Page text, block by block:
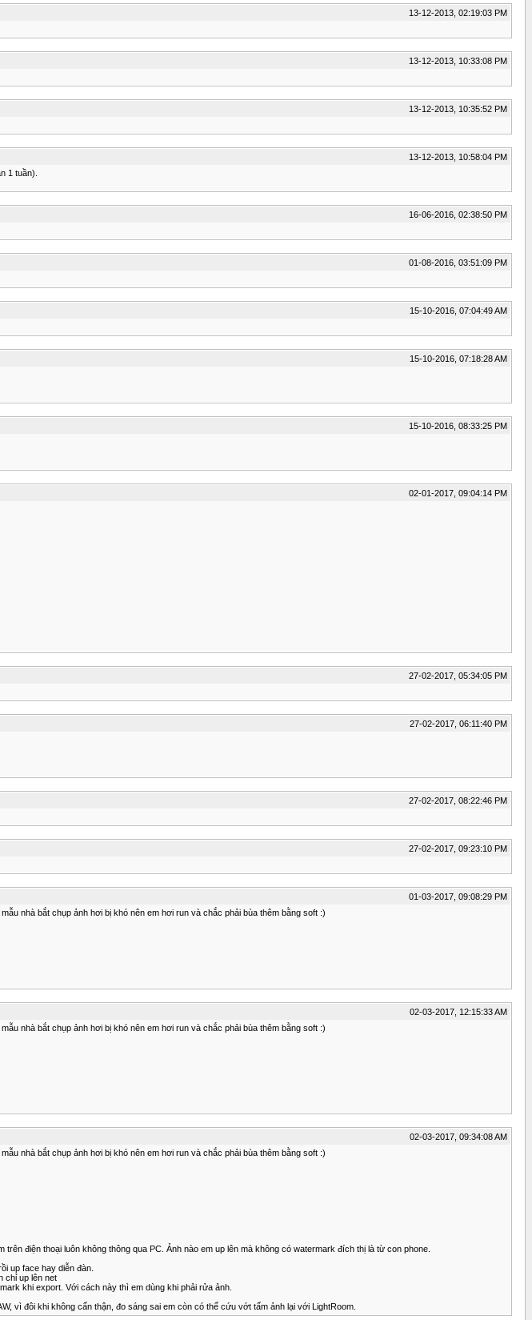
13-12-2013, 02:19:03 PM
13-12-2013, 10:33:08 PM
13-12-2013, 10:35:52 PM
13-12-2013, 10:58:04 PM
1 tuần).
16-06-2016, 02:38:50 PM
01-08-2016, 03:51:09 PM
15-10-2016, 07:04:49 AM
15-10-2016, 07:18:28 AM
15-10-2016, 08:33:25 PM
02-01-2017, 09:04:14 PM
27-02-2017, 05:34:05 PM
27-02-2017, 06:11:40 PM
27-02-2017, 08:22:46 PM
27-02-2017, 09:23:10 PM
01-03-2017, 09:08:29 PM
nhà bắt chụp ảnh hơi bị khó nên em hơi run và chắc phải bùa thêm bằng soft :)
02-03-2017, 12:15:33 AM
nhà bắt chụp ảnh hơi bị khó nên em hơi run và chắc phải bùa thêm bằng soft :)
02-03-2017, 09:34:08 AM
nhà bắt chụp ảnh hơi bị khó nên em hơi run và chắc phải bùa thêm bằng soft :)
điện thoại luôn không thông qua PC. Ảnh nào em up lên mà không có watermark đích thị là từ con phone.
up face hay diễn đàn.
chỉ up lên net
khi export. Với cách này thì em dùng khi phải rửa ảnh.
vì đôi khi không cẩn thận, đo sáng sai em còn có thể cứu vớt tấm ảnh lại với LightRoom.